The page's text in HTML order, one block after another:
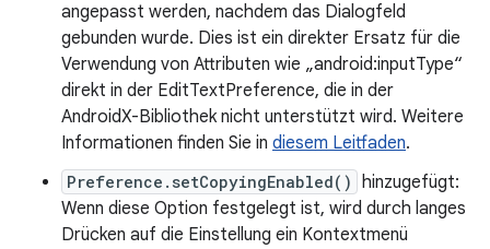
angepasst werden, nachdem das Dialogfeld
gebunden wurde. Dies ist ein direkter Ersatz für die
Verwendung von Attributen wie „android:inputType“
direkt in der EditTextPreference, die in der
AndroidX-Bibliothek nicht unterstützt wird. Weitere
Informationen finden Sie in diesem Leitfaden.
Preference.setCopyingEnabled() hinzugefügt:
Wenn diese Option festgelegt ist, wird durch langes
Drücken auf die Einstellung ein Kontextmenü